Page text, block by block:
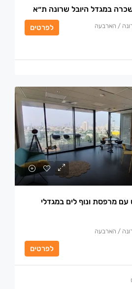
/ הארבעה לפרטים
מרפסת ונוף לים במגדלי
/ הארבעה
לפרטים